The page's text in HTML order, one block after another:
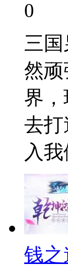
0
三
然顽
界
去
入
钱之